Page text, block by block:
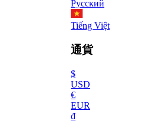
Русский
Tiếng Việt
通貨
$
USD
€
EUR
₫